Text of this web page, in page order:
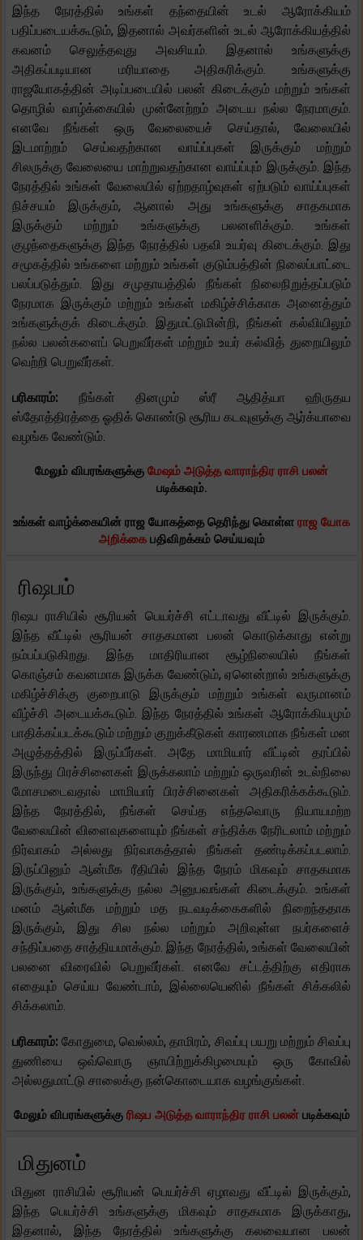
இந்த நேரத்தில் உங்கள் தந்தையின் உடல் ஆரோக்கியம்
பதிப்படையக்கூடும், இதனால் அவர்களின் உடல் ஆரோக்கியத்தில்
கவனம் செலுத்தவுது அவசியம். இதனால் உங்களுக்கு
அதிகப்படியான மரியாதை அதிகரிக்கும். உங்களுக்கு
ராஜயோகத்தின் அடிப்படையில் பலன் கிடைக்கும் மற்றும் உங்கள்
தொழில் வாழ்க்கையில் முன்னேற்றம் அடைய நல்ல நேரமாகும்.
எனவே நீங்கள் ஒரு வேலையைச் செய்தால், வேலையில்
இடமாற்றம் செய்வதற்கான வாய்ப்புகள் இருக்கும் மற்றும்
சிலருக்கு வேலையை மாற்றுவதற்கான வாய்ப்பும் இருக்கும். இந்த
நேரத்தில் உங்கள் வேலையில் ஏற்றதாழ்வுகள் ஏற்படும் வாய்ப்புகள்
நிச்சயம் இருக்கும், ஆனால் அது உங்களுக்கு சாதகமாக
இருக்கும் மற்றும் உங்களுக்கு பலனளிக்கும். உங்கள்
குழந்தைகளுக்கு இந்த நேரத்தில் பதவி உயர்வு கிடைக்கும். இது
சமூகத்தில் உங்களை மற்றும் உங்கள் குடும்பத்தின் நிலைப்பாட்டை
பலப்படுத்தும். இது சமுதாயத்தில் நீங்கள் நிலைநிறுத்தப்படும்
நேரமாக இருக்கும் மற்றும் உங்கள் மகிழ்ச்சிக்காக அனைத்தும்
உங்களுக்குக் கிடைக்கும். இதுமட்டுமின்றி, நீங்கள் கல்வியிலும்
நல்ல பலன்களைப் பெறுவீர்கள் மற்றும் உயர் கல்வித் துறையிலும்
வெற்றி பெறுவீர்கள்.
பரிகாரம்: நீங்கள் தினமும் ஸ்ரீ ஆதித்யா ஹிருதய
ஸ்தோத்திரத்தை ஓதிக் கொண்டு சூரிய கடவுளுக்கு ஆர்க்யாவை
வழங்க வேண்டும்.
மேலும் விபரங்களுக்கு மேஷம் அடுத்த வாராந்திர ராசி பலன்
படிக்கவும்.
உங்கள் வாழ்க்கையின் ராஜ யோகத்தை தெரிந்து கொள்ள ராஜ யோக
அறிக்கைபதிவிறக்கம் செய்யவும்
ரிஷபம்
ரிஷப ராசியில் சூரியன் பெயர்ச்சி எட்டாவது வீட்டில் இருக்கும்.
இந்த வீட்டில் சூரியன் சாதகமான பலன் கொடுக்காது என்று
நம்பப்படுகிறது. இந்த மாதிரியான சூழ்நிலையில் நீங்கள்
கொஞ்சம் கவனமாக இருக்க வேண்டும், ஏனென்றால் உங்களுக்கு
மகிழ்ச்சிக்கு குறைபாடு இருக்கும் மற்றும் உங்கள் வருமானம்
வீழ்ச்சி அடையக்கூடும். இந்த நேரத்தில் உங்கள் ஆரோக்கியமும்
பாதிக்கப்படக்கூடும் மற்றும் குறுக்கீடுகள் காரணமாக நீங்கள் மன
அழுத்தத்தில் இருப்பீர்கள். அதே மாமியார் வீட்டின் தரப்பில்
இருந்து பிரச்சினைகள் இருக்கலாம் மற்றும் ஒருவரின் உடல்நிலை
மோசமடைவதால் மாமியார் பிரச்சினைகள் அதிகரிக்கக்கூடும்.
இந்த நேரத்தில், நீங்கள் செய்த எந்தவொரு நியாயமற்ற
வேலையின் விளைவுகளையும் நீங்கள் சந்திக்க நேரிடலாம் மற்றும்
நிர்வாகம் அல்லது நிர்வாகத்தால் நீங்கள் தண்டிக்கப்படலாம்.
இருப்பினும் ஆன்மீக ரீதியில் இந்த நேரம் மிகவும் சாதகமாக
இருக்கும், உங்களுக்கு நல்ல அனுபவங்கள் கிடைக்கும். உங்கள்
மனம் ஆன்மீக மற்றும் மத நடவடிக்கைகளில் நிறைந்ததாக
இருக்கும், இது சில நல்ல மற்றும் அறிவுள்ள நபர்களைச்
சந்திப்பதை சாத்தியமாக்கும். இந்த நேரத்தில், உங்கள் வேலையின்
பலனை விரைவில் பெறுவீர்கள். எனவே சட்டத்திற்கு எதிராக
எதையும் செய்ய வேண்டாம், இல்லையெனில் நீங்கள் சிக்கலில்
சிக்கலாம்.
பரிகாரம்:கோதுமை, வெல்லம், தாமிரம், சிவப்பு பயறு மற்றும் சிவப்பு
துணியை ஒவ்வொரு ஞாயிற்றுக்கிழமையும் ஒரு கோவில்
அல்லதுமாட்டு சாலைக்கு நன்கொடையாக வழங்குங்கள்.
மேலும் விபரங்களுக்கு ரிஷப அடுத்த வாராந்திர ராசி பலன்படிக்கவும்
மிதுனம்
மிதுன ராசியில் சூரியன் பெயர்ச்சி ஏழாவது வீட்டில் இருக்கும்,
இந்த பெயர்ச்சி உங்களுக்கு மிகவும் சாதகமாக இருக்காது,
இதனால், இந்த நேரத்தில் உங்களுக்கு கலவையான பலன்